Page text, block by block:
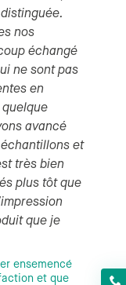
nos
échangé
ne sont pas
en
quelque
avancé
et
très bien
plus tôt que
que je
ensemencé
et que